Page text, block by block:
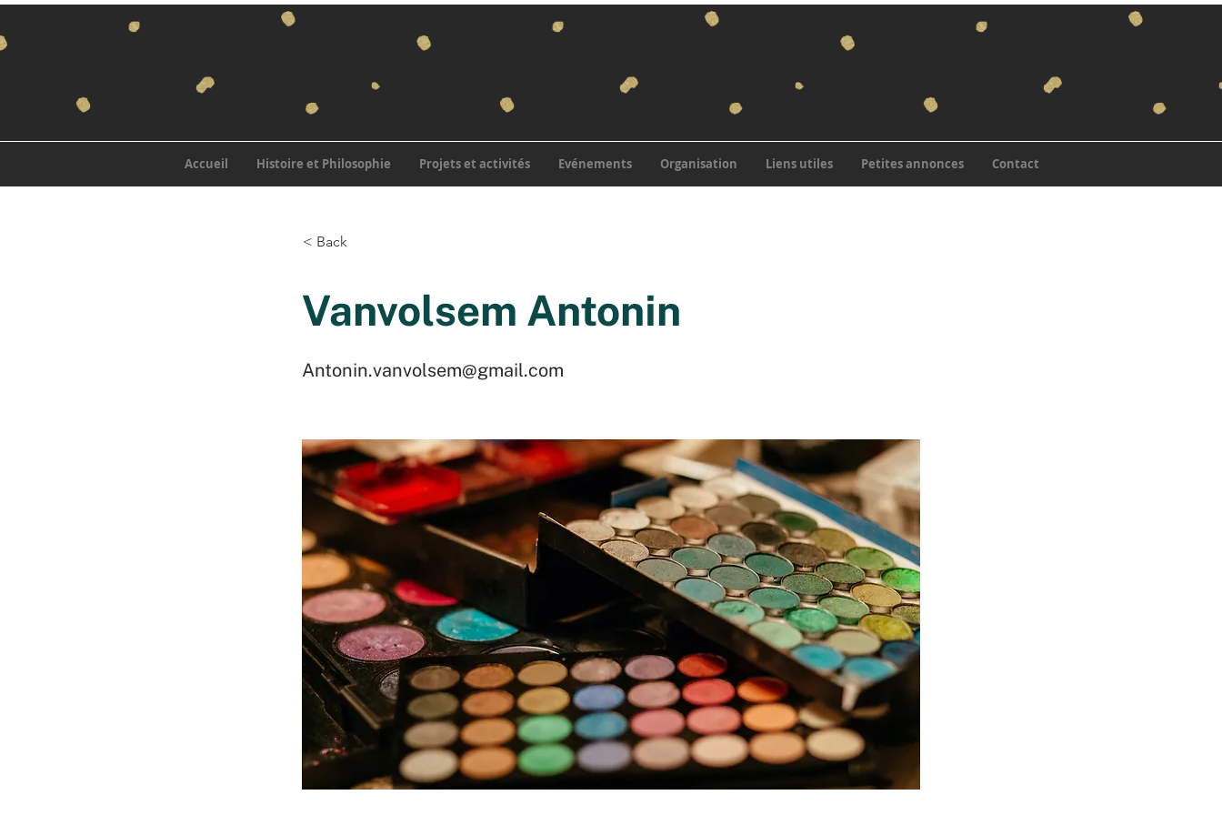
Accueil Histoire et Philosophie Projets et activités Evénements Organisation Liens utiles Petites annonces Contact
< Back
Vanvolsem Antonin
Antonin.vanvolsem@gmail.com